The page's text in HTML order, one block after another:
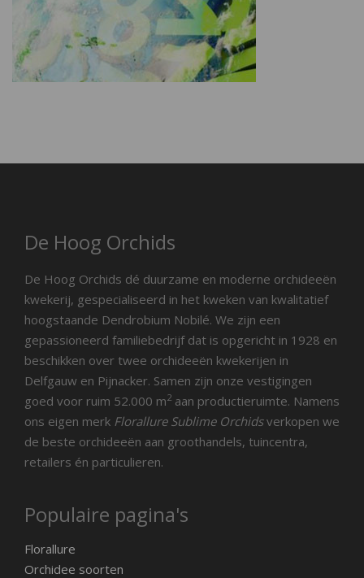
De Hoog Orchids
De Hoog Orchids dé duurzame en moderne orchideeën
kwekerij, gespecialiseerd in het kweken van kwalitatief
hoogstaande Dendrobium Nobilé. We zijn een
gepassioneerd familiebedrijf dat is opgericht in 1928 en
beschikken over twee orchideeën kwekerijen in
Delfgauw en Pijnacker. Samen zijn onze vestigingen
goed voor ruim 52.000 m2 aan productieruimte. Namens
ons eigen merk Florallure Sublime Orchidsverkopen we
de beste orchideeën aan groothandels, tuincentra,
retailers én particulieren.
Populaire pagina's
Florallure
Orchidee soorten